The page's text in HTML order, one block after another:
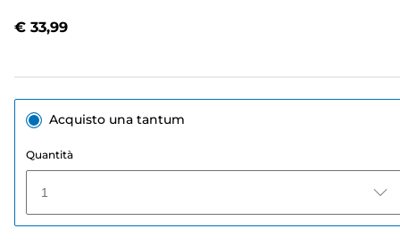
€ 33,99
Acquisto una tantum
Quantità
1